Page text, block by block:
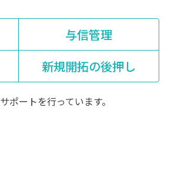
与信管理
新規開拓の後押し
サポートを行っています。